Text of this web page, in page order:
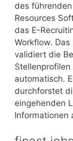
des
Resources
das E-
Workflow.
validiert die
automatisch.
durchforstet
eingehenden
Informationen